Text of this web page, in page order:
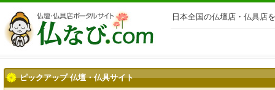
日本全国の仏壇店・仏具店
ピックアップ 仏壇・仏具サイト